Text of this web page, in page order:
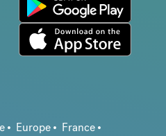
Europe
France